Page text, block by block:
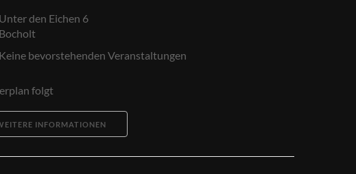
den Eichen 6
bevorstehenden Veranstaltungen
folgt
INFORMATIONEN